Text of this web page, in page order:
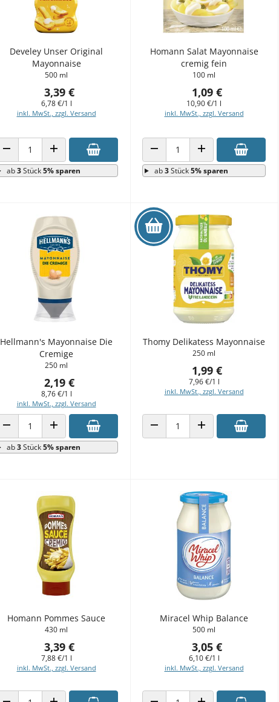
Develey Unser Original
Mayonnaise
500 ml
3,39 €
6,78 €/1 l
inkl. MwSt., zzgl. Versand
ANZAHL VERRINGERNANZAHL ERHÖHEN
ab3Stück5% sparen
Homann Salat Mayonnaise
cremig fein
100 ml
1,09 €
10,90 €/1 l
inkl. MwSt., zzgl. Versand
ANZAHL VERRINGERNANZAHL ERHÖHEN
ab3Stück5% sparen
Hellmann's Mayonnaise Die
Cremige
250 ml
2,19 €
8,76 €/1 l
inkl. MwSt., zzgl. Versand
ANZAHL VERRINGERNANZAHL ERHÖHEN
ab3Stück5% sparen
Thomy Delikatess Mayonnaise
250 ml
1,99 €
7,96 €/1 l
inkl. MwSt., zzgl. Versand
ANZAHL VERRINGERNANZAHL ERHÖHEN
Homann Pommes Sauce
430 ml
3,39 €
7,88 €/1 l
inkl. MwSt., zzgl. Versand
Miracel Whip Balance
500 ml
3,05 €
6,10 €/1 l
inkl. MwSt., zzgl. Versand